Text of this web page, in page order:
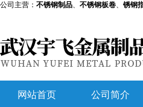
公司主营： 不锈钢制品、 不锈钢板卷、 锈钢
网站首页 公司简介